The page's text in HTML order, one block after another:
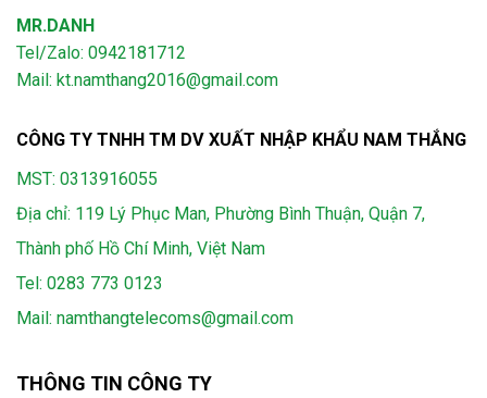
MR.DANH
Tel/Zalo: 0942181712
Mail: kt.namthang2016@gmail.com
CÔNG TY TNHH TM DV XUẤT NHẬP KHẨU NAM THẮNG
MST: 0313916055
Địa chỉ: 119 Lý Phục Man, Phường Bình Thuận, Quận 7,
Thành phố Hồ Chí Minh, Việt Nam
Tel: 0283 773 0123
Mail: namthangtelecoms@gmail.com
THÔNG TIN CÔNG TY